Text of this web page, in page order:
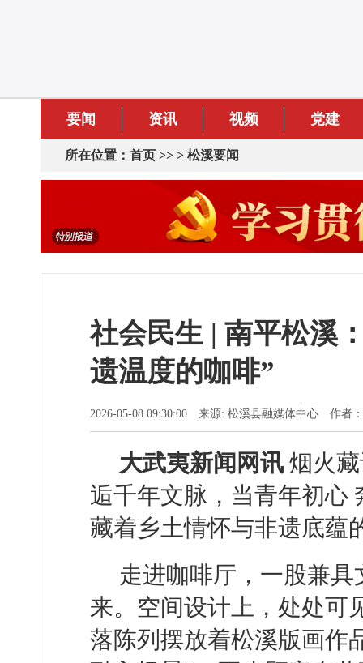
要闻 资讯 视频 党建
所在位置： 首页 >> > 松溪要闻
社会民生 | 南平松溪
遗温度的咖啡”
2026-05-08 09:30:00 来源: 松溪县融媒体中心 作者
大武夷新闻网讯 烟火
逅千年文脉，当青年初心
藏着乡土情怀与非遗底
走进咖啡厅，一股兼
来。空间设计上，处处可
落陈列摆放着松溪版画作